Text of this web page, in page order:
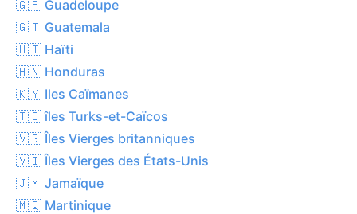
🇬🇵 Guadeloupe
🇬🇹 Guatemala
🇭🇹 Haïti
🇭🇳 Honduras
🇰🇾 Iles Caïmanes
🇹🇨 îles Turks-et-Caïcos
🇻🇬 Îles Vierges britanniques
🇻🇮 Îles Vierges des États-Unis
🇯🇲 Jamaïque
🇲🇶 Martinique